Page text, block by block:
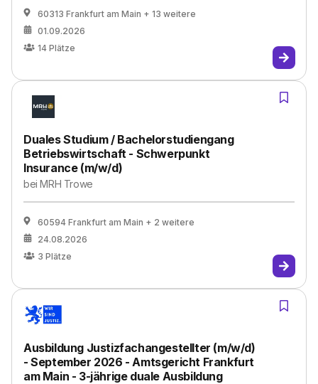
60313 Frankfurt am Main + 13 weitere
01.09.2026
14 Plätze
Duales Studium / Bachelorstudiengang
Betriebswirtschaft - Schwerpunkt
Insurance (m/w/d)
beiMRH Trowe
60594 Frankfurt am Main + 2 weitere
24.08.2026
3 Plätze
Ausbildung Justizfachangestellter (m/w/d)
- September 2026 - Amtsgericht Frankfurt
am Main - 3-jährige duale Ausbildung